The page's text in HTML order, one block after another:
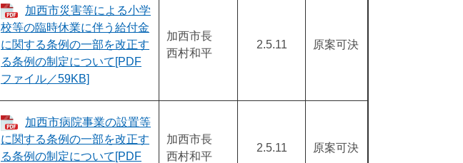
加西市災害等による小学
校等の臨時休業に伴う給付金
に関する条例の一部を改正す
る条例の制定について[PDF
ファイル／59KB]
加西市長
西村和平
2.5.11 原案可決
加西市病院事業の設置等
に関する条例の一部を改正す
る条例の制定について[PDF
加西市長
西村和平
2.5.11 原案可決